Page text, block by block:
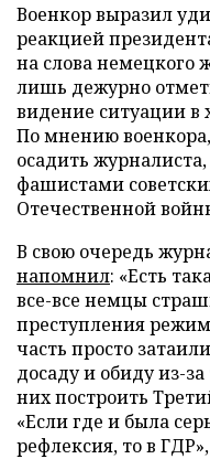
Военкор выразил
реакцией
на слова немецкого
лишь дежурно
видение ситуации в
По мнению
осадить
фашистами
Отечественной
В свою очередь
напомнил: «Есть
все-все немцы
преступления
часть просто
досаду и обиду из-
них построить
«Если где и была
рефлексия, то в